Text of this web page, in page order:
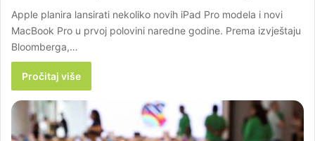
Apple planira lansirati nekoliko novih iPad Pro modela i novi
MacBook Pro u prvoj polovini naredne godine. Prema izvještaju
Bloomberga,…
Pročitaj više